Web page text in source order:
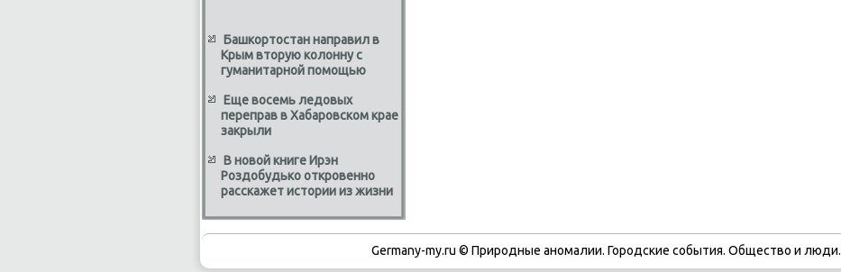
Башкортостан направил в
Крым вторую колонну с
гуманитарной помощью
Еще восемь ледовых
переправ в Хабаровском крае
закрыли
В новой книге Ирэн
Роздобудько откровенно
расскажет истории из жизни
Germany-my.ru © Природные аномалии. Городские события. Обществο и люди.